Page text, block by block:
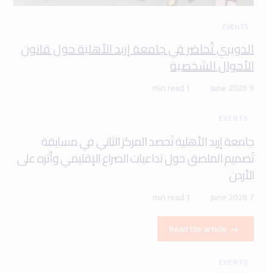
EVENTS
الدويري تُحاضر في جامعة إربد الأهلية حول قانون
الأحوال الشخصية
9 June 2026
1 min read
EVENTS
جامعة إربد الأهلية تَحصد المركز الثاني في مسابقة
تَصميم الملصق حول تداعيات الصراع الإقليمي وأثره على
الأردن
7 June 2026
1 min read
Read the article
EVENTS